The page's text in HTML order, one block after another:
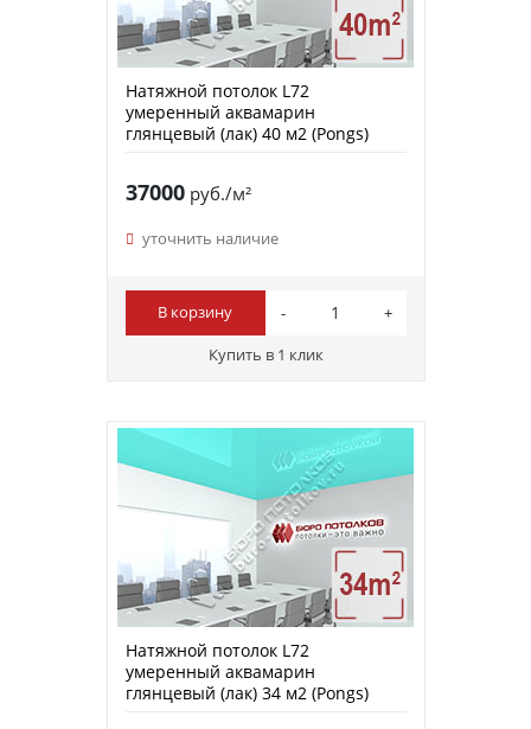
Натяжной потолок L72
умеренный аквамарин
глянцевый (лак) 40 м2 (Pongs)
37000руб./м²
уточнить наличие
В корзину
Купить в 1 клик
Натяжной потолок L72
умеренный аквамарин
глянцевый (лак) 34 м2 (Pongs)